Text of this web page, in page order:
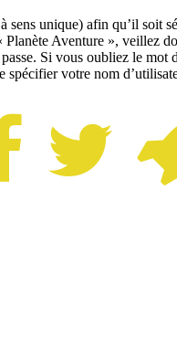
unique) afin qu’il soit
Planète Aventure », veillez
Si vous oubliez le
votre nom